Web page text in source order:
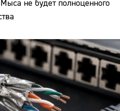
не будет полноценного